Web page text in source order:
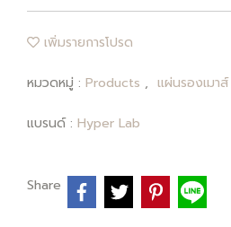
เพิ่มรายการโปรด
หมวดหมู่ : Products , แผ่นรองเมาส์
แบรนด์ : Hyper Lab
Share